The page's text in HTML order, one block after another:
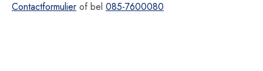
Contactformulier of bel 085-7600080